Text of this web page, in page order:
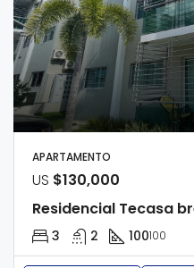
APARTAMENTO
US $130,000
Residencial Tecasa
3 2 100100